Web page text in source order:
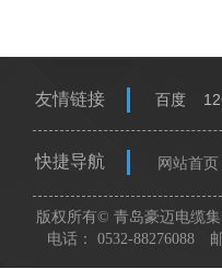
网站首页
快捷导航
版权所有© 青岛豪迈电缆集
电话：
0532-88276088
友情链接 百度